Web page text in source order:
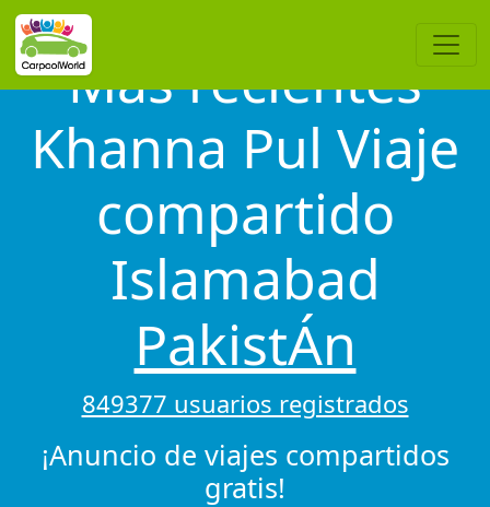
Más recientes
Khanna Pul Viaje
compartido
Islamabad
PakistÁn
849377 usuarios registrados
¡Anuncio de viajes compartidos
gratis!